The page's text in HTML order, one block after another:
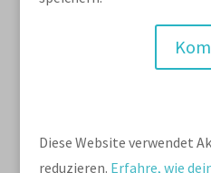
Diese Website verwendet
reduzieren. Erfahre, wie